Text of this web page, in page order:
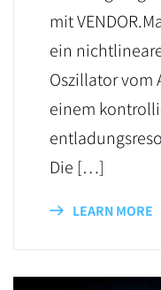
mit
ein
Oszillator vom
einem
Die […]
LEARN MORE